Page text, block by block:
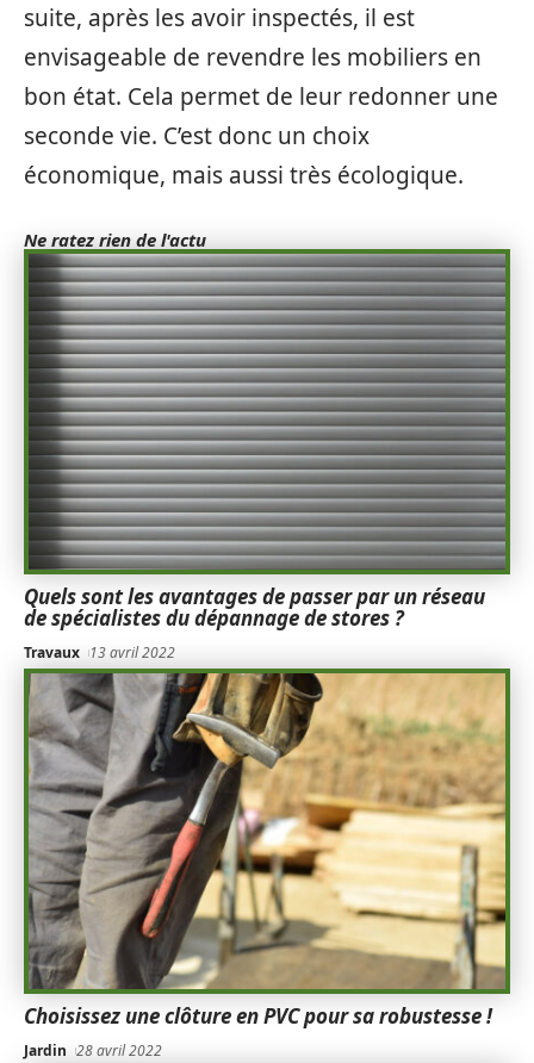
suite, après les avoir inspectés, il est
envisageable de revendre les mobiliers en
bon état. Cela permet de leur redonner une
seconde vie. C’est donc un choix
économique, mais aussi très écologique.
Ne ratez rien de l'actu
Quels sont les avantages de passer par un réseau
de spécialistes du dépannage de stores ?
Travaux 13 avril 2022
Choisissez une clôture en PVC pour sa robustesse !
Jardin 28 avril 2022